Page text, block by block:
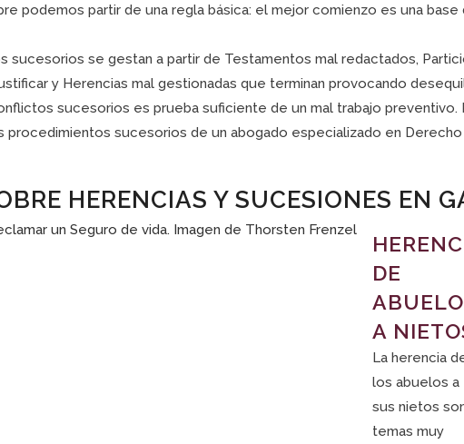
podemos partir de una regla básica: el mejor comienzo es una
sucesorios se gestan a partir de Testamentos mal redactados,
y Herencias mal gestionadas que terminan provocando
sucesorios es prueba suficiente de un mal trabajo
sucesorios de un abogado especializado en Derecho
HERENCIAS Y SUCESIONES EN
DE
A
La herencia
los abuelos a
sus nietos
temas muy